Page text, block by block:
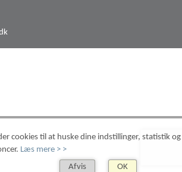
OK
Afvis
cookies til at huske dine indstillinger, statistik og
Læs mere > >